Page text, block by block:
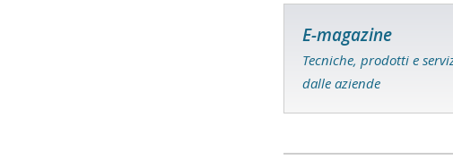
E-magazine
Tecniche, prodotti e
dalle aziende